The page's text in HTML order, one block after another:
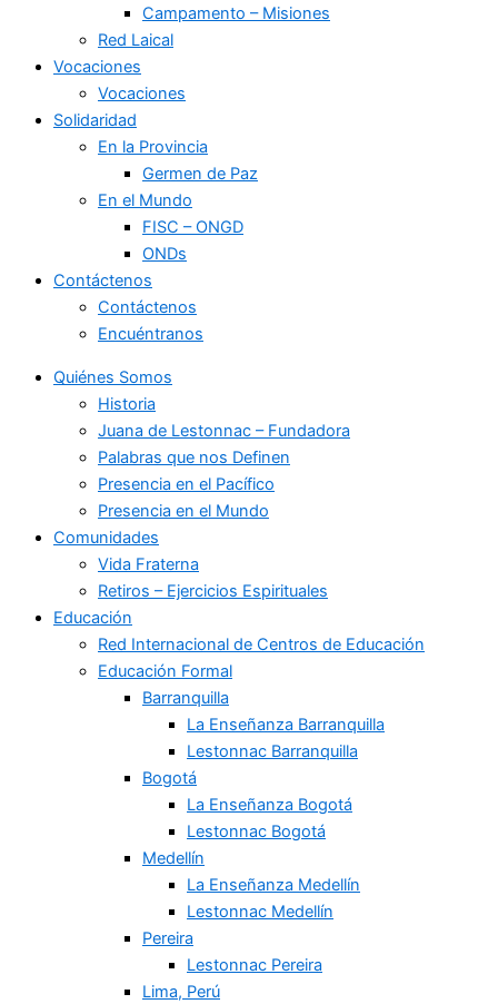
Campamento – Misiones
Red Laical
Vocaciones
Vocaciones
Solidaridad
En la Provincia
Germen de Paz
En el Mundo
FISC – ONGD
ONDs
Contáctenos
Contáctenos
Encuéntranos
Quiénes Somos
Historia
Juana de Lestonnac – Fundadora
Palabras que nos Definen
Presencia en el Pacífico
Presencia en el Mundo
Comunidades
Vida Fraterna
Retiros – Ejercicios Espirituales
Educación
Red Internacional de Centros de Educación
Educación Formal
Barranquilla
La Enseñanza Barranquilla
Lestonnac Barranquilla
Bogotá
La Enseñanza Bogotá
Lestonnac Bogotá
Medellín
La Enseñanza Medellín
Lestonnac Medellín
Pereira
Lestonnac Pereira
Lima, Perú